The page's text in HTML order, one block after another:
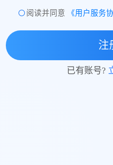
阅读并同意 《用户服务
注
已有账号?